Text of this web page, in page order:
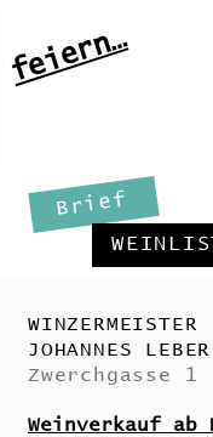
feiern…
Brief
WINZERMEISTER
JOHANNES LEBER
Zwerchgasse 1
Weinverkauf ab